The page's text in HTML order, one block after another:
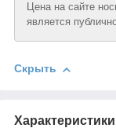
Цена на сайте
является
Скрыть
Характеристики